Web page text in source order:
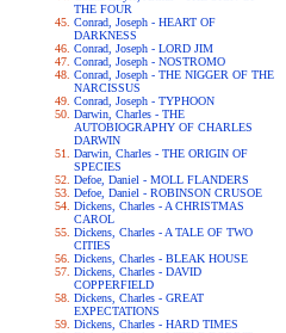
THE FOUR
Conrad, Joseph - HEART OF
DARKNESS
Conrad, Joseph - LORD JIM
Conrad, Joseph - NOSTROMO
Conrad, Joseph - THE NIGGER OF THE
NARCISSUS
Conrad, Joseph - TYPHOON
Darwin, Charles - THE
AUTOBIOGRAPHY OF CHARLES
DARWIN
Darwin, Charles - THE ORIGIN OF
SPECIES
Defoe, Daniel - MOLL FLANDERS
Defoe, Daniel - ROBINSON CRUSOE
Dickens, Charles - A CHRISTMAS
CAROL
Dickens, Charles - A TALE OF TWO
CITIES
Dickens, Charles - BLEAK HOUSE
Dickens, Charles - DAVID
COPPERFIELD
Dickens, Charles - GREAT
EXPECTATIONS
Dickens, Charles - HARD TIMES